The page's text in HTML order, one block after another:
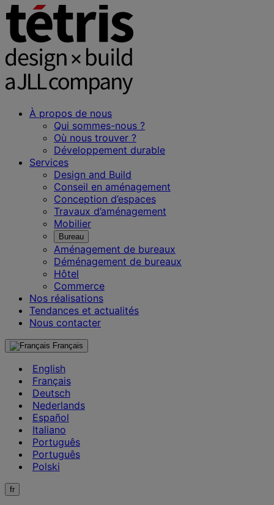
À propos de nous
Qui sommes-nous ?
Où nous trouver ?
Développement durable
Services
Design and Build
Conseil en aménagement
Conception d’espaces
Travaux d’aménagement
Mobilier
Bureau
Aménagement de bureaux
Déménagement de bureaux
Hôtel
Commerce
Nos réalisations
Tendances et actualités
Nous contacter
Français
English
Français
Deutsch
Nederlands
Español
Italiano
Português
Português
Polski
fr